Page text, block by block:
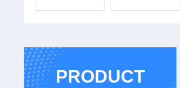
PRODUCT